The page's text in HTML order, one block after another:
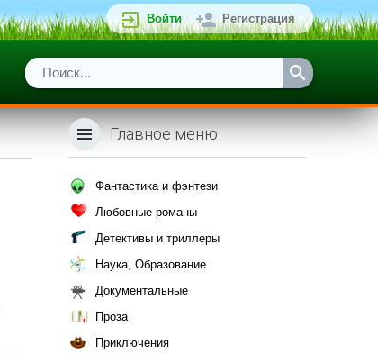
Войти Регистрация
Главное меню
Фантастика и фэнтези
Любовные романы
Детективы и триллеры
Наука, Образование
Документальные
Проза
Приключения